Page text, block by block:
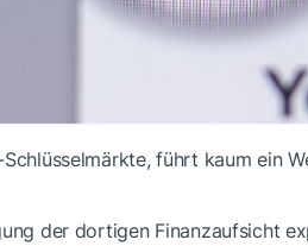
führt kaum ein
der dortigen Finanzaufsicht